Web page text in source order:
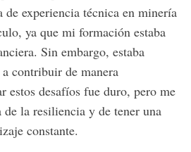
experiencia técnica en minería
ya que mi formación estaba
Sin embargo, estaba
contribuir de manera
estos desafíos fue duro, pero me
la resiliencia y de tener una
constante.